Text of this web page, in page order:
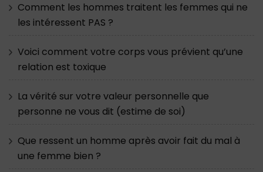
Comment les hommes traitent les femmes qui ne
les intéressent PAS ?
Voici comment votre corps vous prévient qu’une
relation est toxique
La vérité sur votre valeur personnelle que
personne ne vous dit (estime de soi)
Que ressent un homme après avoir fait du mal à
une femme bien ?